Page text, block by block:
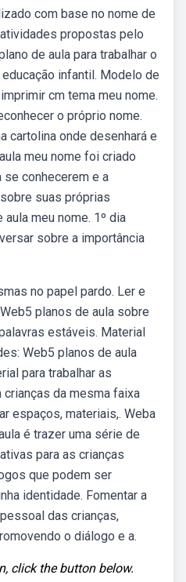
com base no nome de
propostas pelo
de aula para trabalhar o
infantil. Modelo de
cm tema meu nome.
o próprio nome.
cartolina onde desenhará e
meu nome foi criado
se conhecerem e a
suas próprias
meu nome. 1º dia
sobre a importância
no papel pardo. Ler e
planos de aula sobre
estáveis. Material
Web5 planos de aula
para trabalhar as
da mesma faixa
espaços, materiais,. Weba
é trazer uma série de
para as crianças
que podem ser
identidade. Fomentar a
das crianças,
o diálogo e a.
click the button below.